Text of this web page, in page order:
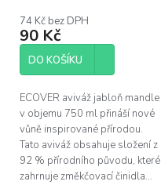
produktu
je
5,0
5
74 Kč bez DPH
90 Kč
DO KOŠÍKU
ECOVER aviváž jabloň mandle
v objemu 750 ml přináší nové
vůně inspirované přírodou.
Tato aviváž obsahuje složení z
92 % přírodního původu, které
zahrnuje změkčovací činidla...